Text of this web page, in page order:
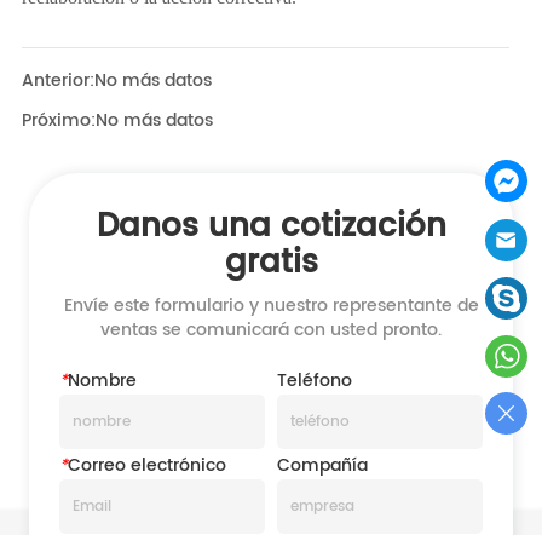
Anterior:No más datos
Próximo:No más datos
Danos una cotización
gratis
Envíe este formulario y nuestro representante de
ventas se comunicará con usted pronto.
*Nombre Teléfono
*Correo electrónico Compañía